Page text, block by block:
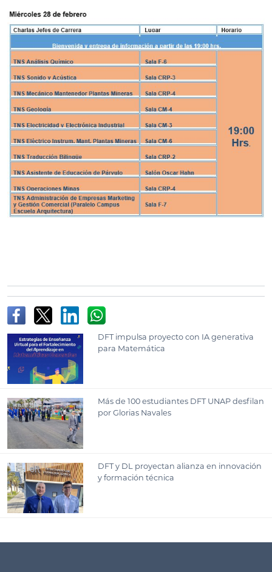
DFT impulsa proyecto con IA generativa
para Matemática
Más de 100 estudiantes DFT UNAP desfilan
por Glorias Navales
DFT y DL proyectan alianza en innovación
y formación técnica